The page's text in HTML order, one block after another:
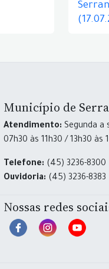
Município de
Atendimento: Segunda
07h30 às 11h30 / 13h30 às
Telefone: (45) 3236-8300
Ouvidoria: (45) 3236-8383
Nossas redes